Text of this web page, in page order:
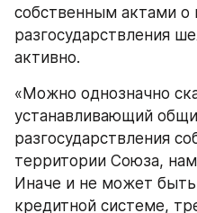
собственным актами о
разгосударствления
активно.
«Можно однозначно
устанавливающий
разгосударствления
территории Союза,
Иначе и не может
кредитной системе,